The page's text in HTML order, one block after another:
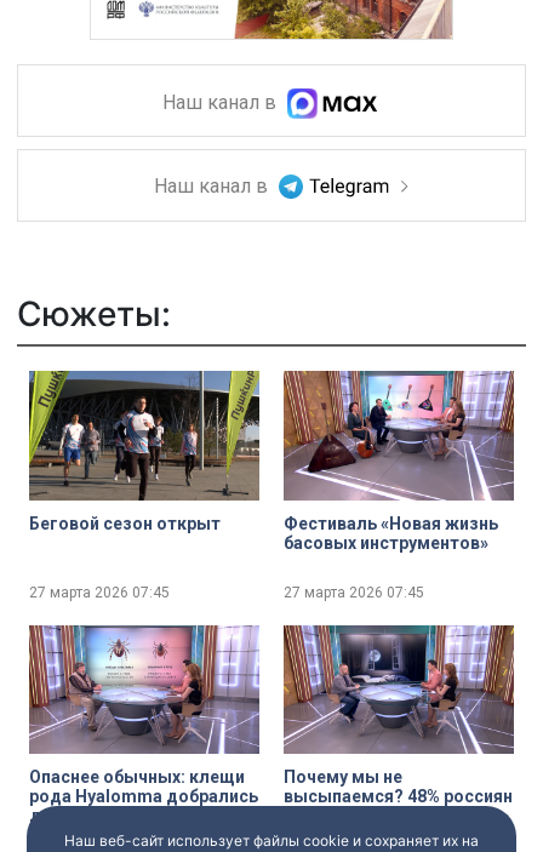
Наш канал в
Наш канал в
Сюжеты:
Беговой сезон открыт
27 марта 2026 07:45
Фестиваль «Новая жизнь
басовых инструментов»
27 марта 2026 07:45
Опаснее обычных: клещи
рода Hyalomma добрались
до наших широт
Почему мы не
высыпаемся? 48% россиян
дыхания во сне
Наш веб-сайт использует файлы cookie и сохраняет их на